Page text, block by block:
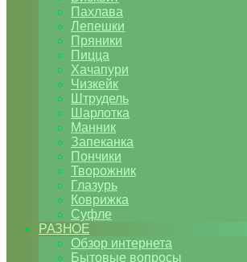
Пахлава
Лепешки
Пряники
Пицца
Хачапури
Чизкейк
Штрудель
Шарлотка
Манник
Запеканка
Пончики
Творожник
Глазурь
Коврижка
Суфле
РАЗНОЕ
Обзор интернета
Бытовые вопросы